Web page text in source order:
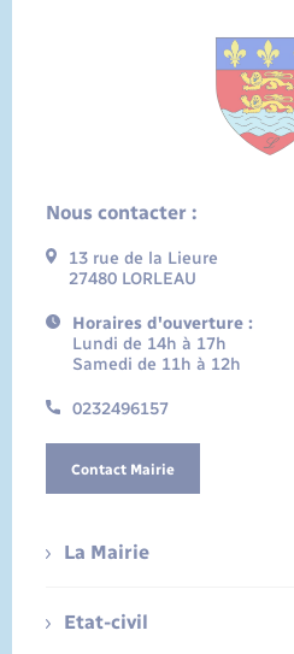
Nous contacter :
13 rue de la Lieure
27480 LORLEAU
Horaires d'ouverture :
Lundi de 14h à 17h
Samedi de 11h à 12h
0232496157
Contact Mairie
La Mairie
Etat-civil